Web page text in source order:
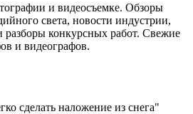
и видеосъемке. Обзоры
света, новости индустрии,
разборы конкурсных работ. Свежие
и видеографов.
сделать наложение из снега"